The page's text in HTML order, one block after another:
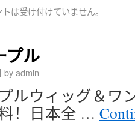
は受け付けていません。
プル
byadmin
ルウィッグ＆ワ
！日本全 …